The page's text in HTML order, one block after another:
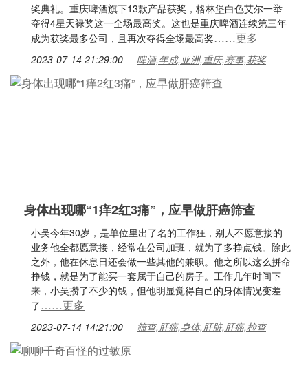
奖典礼。重庆啤酒旗下13款产品获奖，格林堡白色艾尔一举
夺得4星天禄奖这一全场最高奖。这也是重庆啤酒连续第三年
成为获奖最多公司，且再次夺得全场最高奖……更多
2023-07-14 21:29:00 啤酒,年成,亚洲,重庆,赛事,获奖
身体出现哪“1痒2红3痛”，应早做肝癌筛查
小吴今年30岁，是单位里出了名的工作狂，别人不愿意接的
业务他全都愿意接，经常在公司加班，就为了多挣点钱。除此
之外，他在休息日还会做一些其他的兼职。他之所以这么拼命
挣钱，就是为了能买一套属于自己的房子。工作几年时间下
来，小吴攒了不少的钱，但他明显觉得自己的身体情况变差
了……更多
2023-07-14 14:21:00 筛查,肝癌,身体,肝脏,肝癌,检查